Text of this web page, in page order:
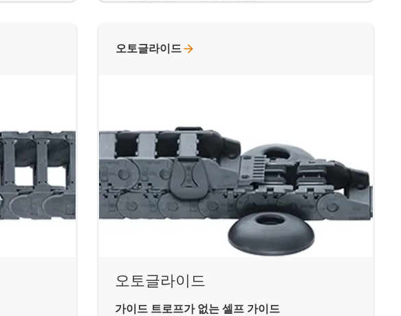
오토글라이드
가이드 트로프가 없는 셀프 가이드
오토글라이드